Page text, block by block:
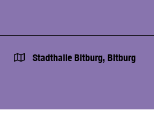
Stadthalle Bitburg, Bitburg